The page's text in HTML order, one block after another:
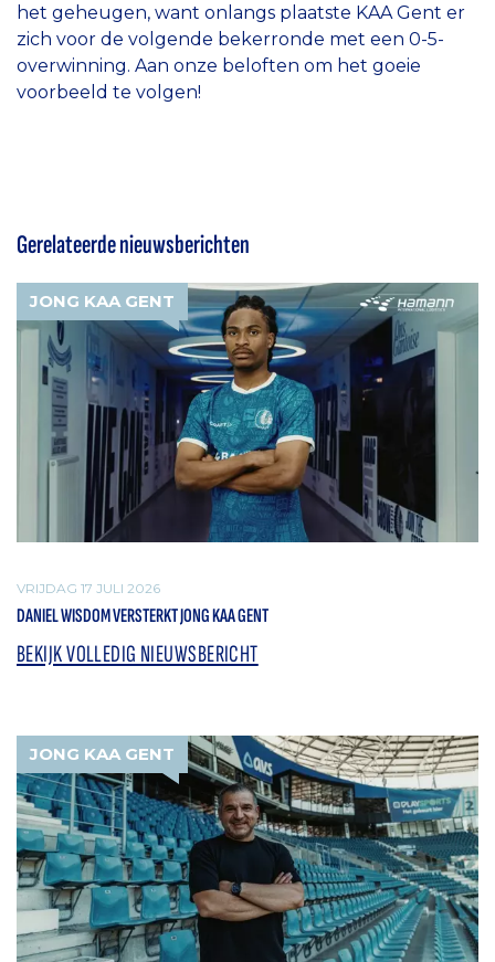
het geheugen, want onlangs plaatste KAA Gent er
zich voor de volgende bekerronde met een 0-5-
overwinning. Aan onze beloften om het goeie
voorbeeld te volgen!
Gerelateerde nieuwsberichten
JONG KAA GENT
VRIJDAG 17 JULI 2026
DANIEL WISDOM VERSTERKT JONG KAA GENT
BEKIJK VOLLEDIG NIEUWSBERICHT
JONG KAA GENT